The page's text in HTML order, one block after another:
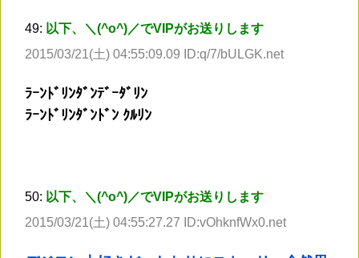
49: 以下、＼(^o^)／でVIPがお送りします
2015/03/21(土) 04:55:09.09 ID:q/7/bULGK.net
ﾗｰﾝﾄﾞﾘﾝﾀﾞﾝﾃﾞｰﾀﾞﾘﾝ
ﾗｰﾝﾄﾞﾘﾝﾀﾞﾝﾄﾞﾝ ｸﾙﾘﾝ
50: 以下、＼(^o^)／でVIPがお送りします
2015/03/21(土) 04:55:27.27 ID:vOhknfWx0.net